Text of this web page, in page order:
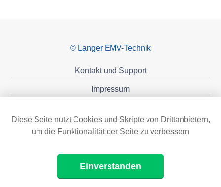
© Langer EMV-Technik
Kontakt und Support
Impressum
Diese Seite nutzt Cookies und Skripte von Drittanbietern,
um die Funktionalität der Seite zu verbessern
Einverstanden